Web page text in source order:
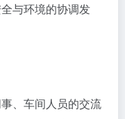
与环境的协调发
、车间人员的交流